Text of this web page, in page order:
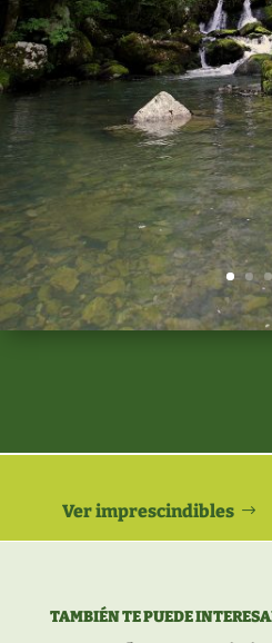
Ver imprescindibles
TAMBIÉN TE PUEDE